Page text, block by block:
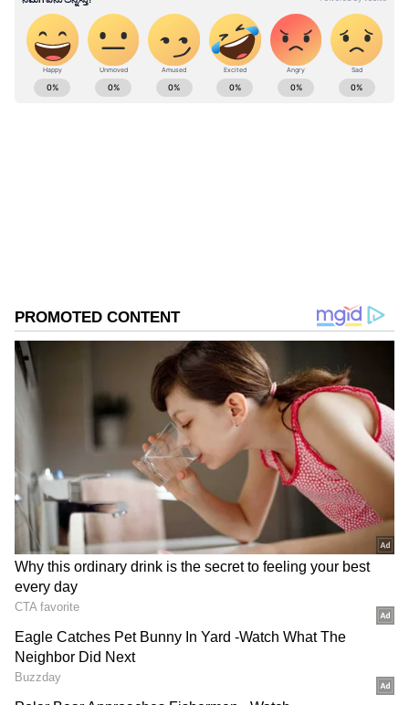
ಕೀಳುಮಟ್ಟದ ಭಾಷೆ ಬಳಸುವುದು ರಾಜಕೀಯ
ಸಂಸ್ಕೃತಿಯೇ? ಕೊತ್ವಾಲ್‌ ರಾಮಚಂದ್ರನ ಗುರುಕುಲದಲ್ಲಿ
ಕಲಿತವರಿಂದ ಇನ್ನೇನು ನಿರೀಕ್ಷಿಸಲು ಸಾಧ್ಯ?
ಕಾಂಗ್ರೆಸ್‌(Congress) ನಾಟಕವನ್ನು ದೇಶದ ಜನರು
ನೋಡಿದ್ದಾರೆ. ಮೇಕೆದಾಟು ಯೋಜನೆಯನ್ನು ಬಿಜೆಪಿ
ಸರ್ಕಾರ(BJP Government) ಪೂರ್ಣಗೊಳಿಸಲಿದೆ.
ನುಡಿದಂತೆ ನಡೆಯುವ ಸರ್ಕಾರ ನಮ್ಮದು ಎಂದು ಹೇಳಿದರು.
ಬಿಜೆಪಿ ರಾಜ್ಯ ಕಾರ್ಯಕಾರಿಣಿ ಸದಸ್ಯ ವಿವೇಕ್‌ ರೆಡ್ಡಿ
ಮಾತನಾಡಿ, ಮೇಕೆದಾಟು ಯೋಜನೆಗೆ ನದಿ ನೀರು ಹಂಚಿಕೆ
ಕುರಿತ 2007ರಲ್ಲಿ ಟ್ರಿಬ್ಯೂನಲ್‌ ಒಪ್ಪಿಗೆ ನೀಡಿತ್ತು. ಇದನ್ನು
ABOUT THE AUTHOR
DOWNLOAD APP
ಕರ್ನಾಟಕ, ಭಾರತ (
ಕ್ಷಣಕ್ಷಣದ ಕನ್ನಡ ಸುದ್ದಿ (